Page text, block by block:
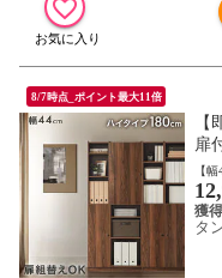
8/7時点_ポイント最大11倍
【
扉
縦
画
欧
【
タ